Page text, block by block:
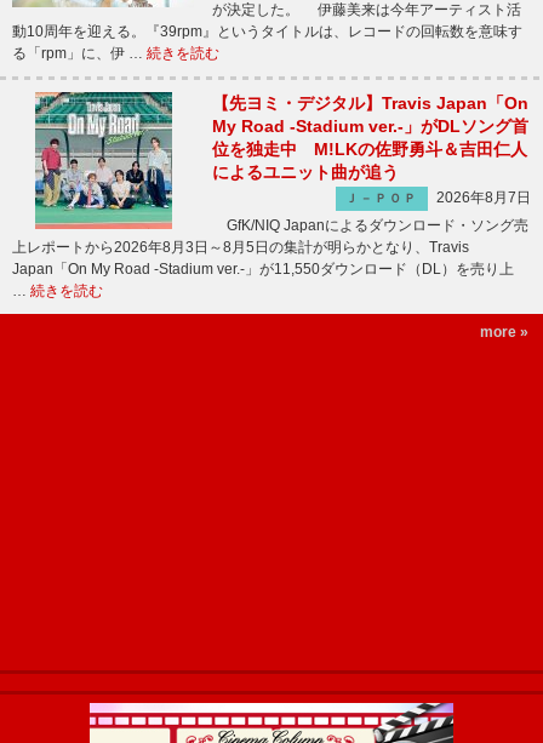
が決定した。 伊藤美来は今年アーティスト活
動10周年を迎える。『39rpm』というタイトルは、レコードの回転数を意味す
る「rpm」に、伊 … 続きを読む
【先ヨミ・デジタル】Travis Japan「On
My Road -Stadium ver.-」がDLソング首
位を独走中 M!LKの佐野勇斗＆吉田仁人
によるユニット曲が追う
Ｊ－ＰＯＰ
2026年8月7日
GfK/NIQ Japanによるダウンロード・ソング売
上レポートから2026年8月3日～8月5日の集計が明らかとなり、Travis
Japan「On My Road -Stadium ver.-」が11,550ダウンロード（DL）を売り上
… 続きを読む
more »